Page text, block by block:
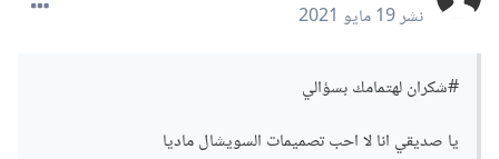
نشر19 مايو 2021
#شكران لهتمامك بسؤالي
يا صديقي انا لا احب تصميمات السويشال ماديا